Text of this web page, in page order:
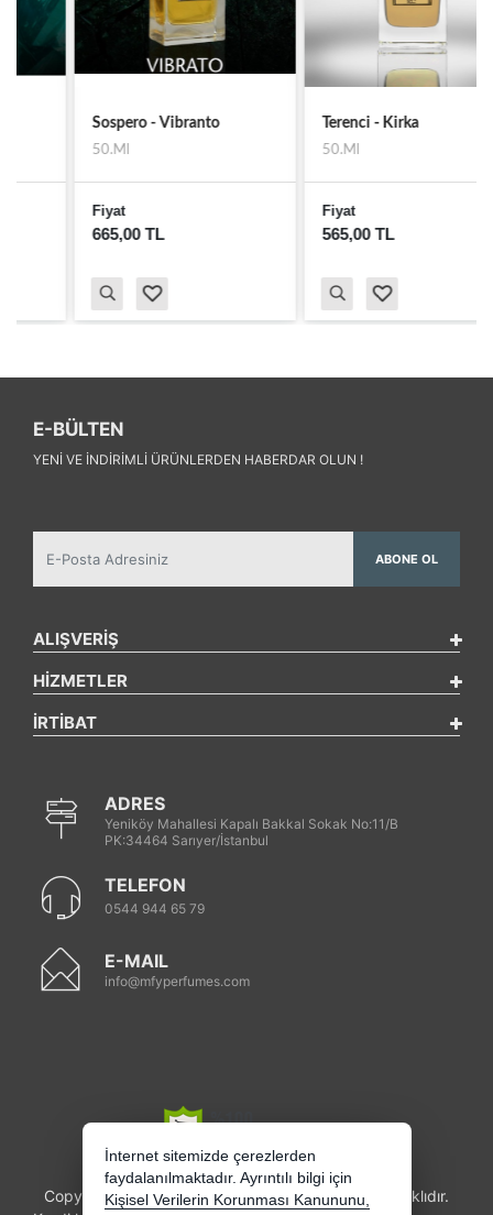
Sospero - Vibranto
665,00 TL
Terenci - Kirka
565,00 TL
E-BÜLTEN
YENI VE INDIRIMLI ÜRÜNLERDEN HABERDAR OLUN !
ABONE OL
ALIŞVERİŞ
HİZMETLER
İRTİBAT
ADRES
Yeniköy Mahallesi Kapalı Bakkal Sokak No:11/B
PK:34464 Sarıyer/İstanbul
TELEFON
0544 944 65 79
E-MAIL
info@mfyperfumes.com
Copyright 2026 mfyperfumes.com - Tüm hakları saklıdır.
İnternet sitemizde çerezlerden
faydalanılmaktadır. Ayrıntılı bilgi için
Kişisel Verilerin Korunması Kanununu,